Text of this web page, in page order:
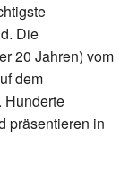
Die
20 Jahren) vom
dem
Hunderte
präsentieren in